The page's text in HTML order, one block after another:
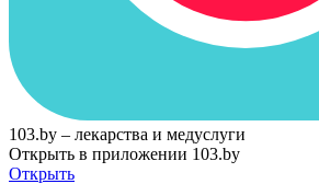
103.by – лекарства и медуслуги
Открыть в приложении 103.by
Открыть